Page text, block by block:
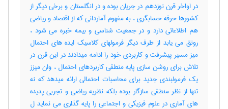
در اواخر قرن نوزدهم در جریان بوده و در انگلستان و برخی دیگر از
کشورها حرفه حسابگری ، به مفهوم آماردانی که از اقتصاد و ریاضی
هم اطلاعاتی دارد و در جمعیت شناسی و بیمه خبره می شود ،
رونق می یابد از طرف دیگر فرمولهای کلاسیک ایده های احتمال
میز مسیر پیشرفت و کاربردی خود را ادامه میدادند در این قرن در
تلاش برای روشن سازی پایه منطقی کاربردهای احتمال ، وان میزز
یک فرمولبندی جدید برای محاسبات احتمالی ارائه میدهد که نه
تنها از نظر منطقی سازگار بوده بلکه نظریه ریاضی و تجربی پدیده
های آماری در علوم فیزیکی و اجتماعی را پایه گذاری می نماید ل